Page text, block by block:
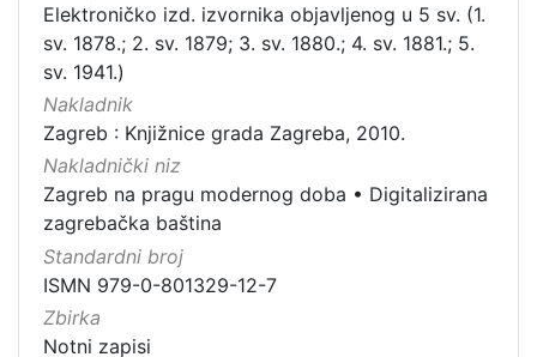
Vrsta
građe
notna građa
Elektroničko izd. izvornika objavljenog u 5 sv. (1.
sv. 1878.; 2. sv. 1879; 3. sv. 1880.; 4. sv. 1881.; 5.
sv. 1941.)
Nakladnik
Zagreb : Knjižnice grada Zagreba, 2010.
Nakladnički niz
Zagreb na pragu modernog doba • Digitalizirana
zagrebačka baština
Standardni broj
ISMN 979-0-801329-12-7
Zbirka
Notni zapisi